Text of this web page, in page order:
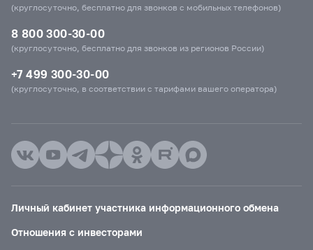
(круглосуточно, бесплатно для звонков с мобильных телефонов)
8 800 300-30-00
(круглосуточно, бесплатно для звонков из регионов России)
+7 499 300-30-00
(круглосуточно, в соответствии с тарифами вашего оператора)
Личный кабинет участника информационного обмена
Отношения с инвесторами